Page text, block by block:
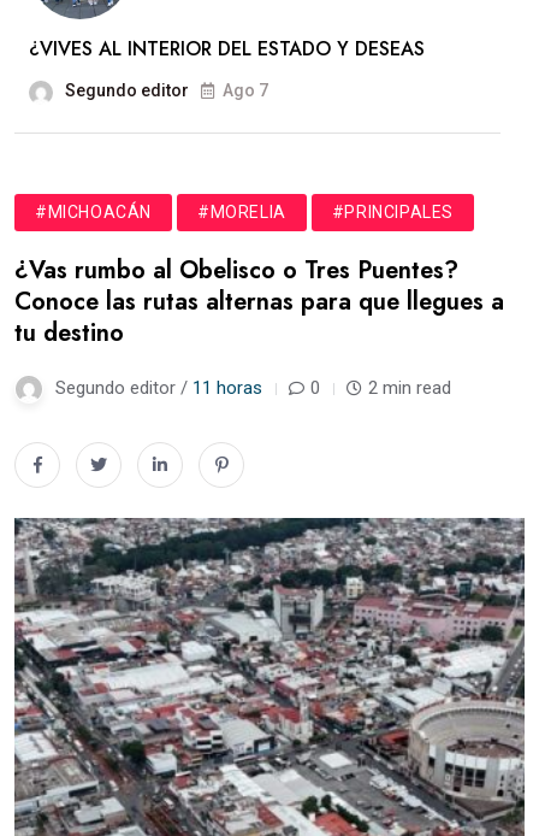
¿VIVES AL INTERIOR DEL ESTADO Y DESEAS
Segundo editor Ago 7
#MICHOACÁN #MORELIA #PRINCIPALES
¿Vas rumbo al Obelisco o Tres Puentes?
Conoce las rutas alternas para que llegues a
tu destino
Segundo editor / 11 horas 0 2 min read